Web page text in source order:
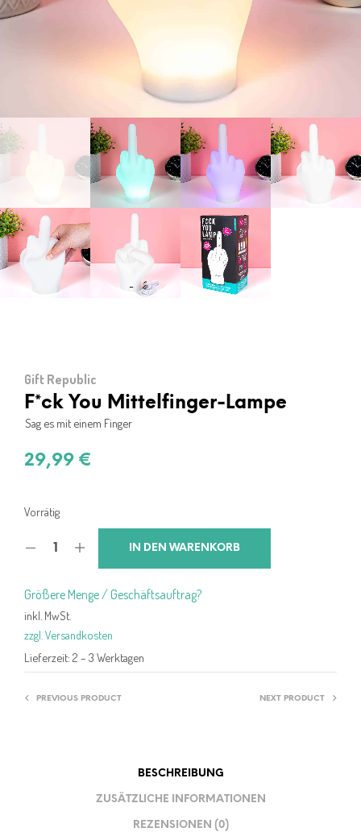
Gift Republic
F*ck You Mittelfinger-Lampe
Sag es mit einem Finger
29,99 €
Vorrätig
IN DEN WARENKORB
Größere Menge / Geschäftsauftrag?
inkl. MwSt.
zzgl. Versandkosten
Lieferzeit: 2 – 3 Werktagen
PREVIOUS PRODUCT NEXT PRODUCT
BESCHREIBUNG
ZUSÄTZLICHE INFORMATIONEN
REZENSIONEN (0)